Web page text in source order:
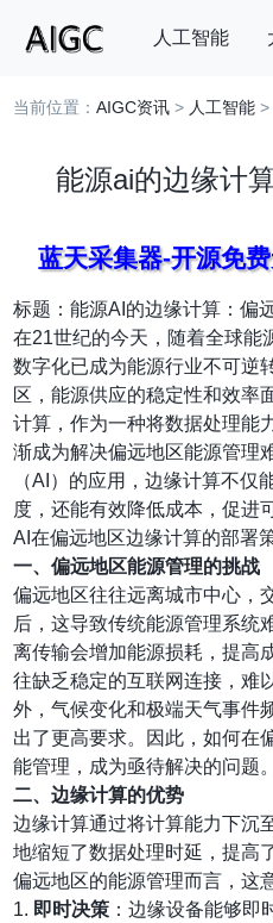
人工智能
搜索
当前位置：AIGC资讯 > 人工智能 >
能源ai的边缘计
蓝天采集器-开源免
标题：能源AI的边缘计算：偏
在21世纪的今天，随着全球能
数字化已成为能源行业不可逆
区，能源供应的稳定性和效率
计算，作为一种将数据处理能
渐成为解决偏远地区能源管理
（AI）的应用，边缘计算不仅
度，还能有效降低成本，促进
AI在偏远地区边缘计算的部署
一、偏远地区能源管理的挑战
偏远地区往往远离城市中心，
后，这导致传统能源管理系统
离传输会增加能源损耗，提高
往缺乏稳定的互联网连接，难
外，气候变化和极端天气事件
出了更高要求。因此，如何在
能管理，成为亟待解决的问题。
二、边缘计算的优势
边缘计算通过将计算能力下沉
地缩短了数据处理时延，提高
偏远地区的能源管理而言，这
1. 即时决策 ：边缘设备能够即